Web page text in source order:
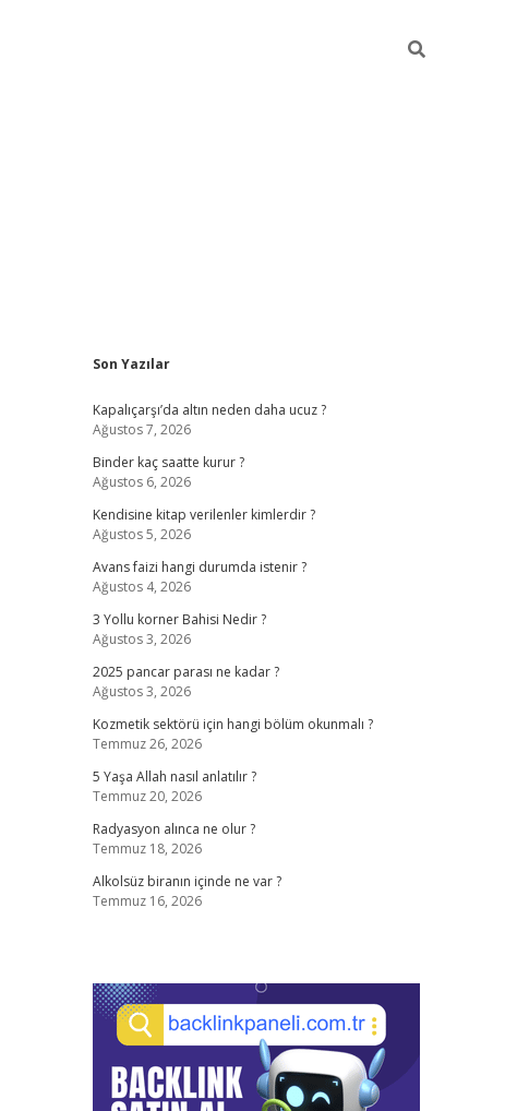
Sidebar
Son Yazılar
Kapalıçarşı’da altın neden daha ucuz ?
Ağustos 7, 2026
Binder kaç saatte kurur ?
Ağustos 6, 2026
Kendisine kitap verilenler kimlerdir ?
Ağustos 5, 2026
Avans faizi hangi durumda istenir ?
Ağustos 4, 2026
3 Yollu korner Bahisi Nedir ?
Ağustos 3, 2026
2025 pancar parası ne kadar ?
Ağustos 3, 2026
Kozmetik sektörü için hangi bölüm okunmalı ?
Temmuz 26, 2026
5 Yaşa Allah nasıl anlatılır ?
Temmuz 20, 2026
Radyasyon alınca ne olur ?
Temmuz 18, 2026
Alkolsüz biranın içinde ne var ?
Temmuz 16, 2026
ilbet güncel giriş adresi